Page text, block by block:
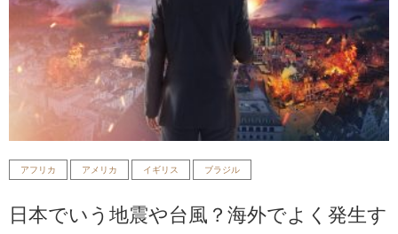
アフリカ アメリカ イギリス ブラジル
日本でいう地震や台風？海外でよく発生す